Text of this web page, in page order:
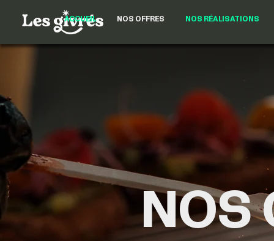
ACCUEIL NOS OFFRES NOS RÉALISATIONS
NOS